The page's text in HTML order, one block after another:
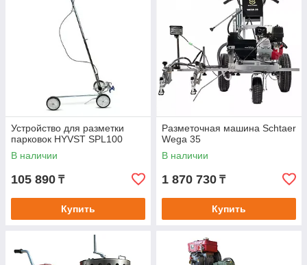
Устройство для разметки
парковок HYVST SPL100
В наличии
105 890 ₸
Купить
Разметочная машина Schtaer
Wega 35
В наличии
1 870 730 ₸
Купить